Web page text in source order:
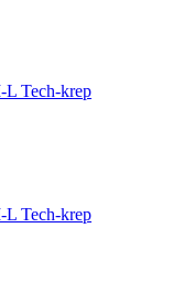
Tech-krep
Tech-krep